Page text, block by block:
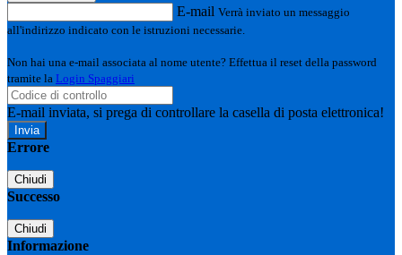
E-mail Verrà inviato un messaggio
all'indirizzo indicato con le istruzioni necessarie.
Non hai una e-mail associata al nome utente? Effettua il reset della password
tramite la Login Spaggiari
E-mail inviata, si prega di controllare la casella di posta elettronica!
Errore
Chiudi
Successo
Chiudi
Informazione